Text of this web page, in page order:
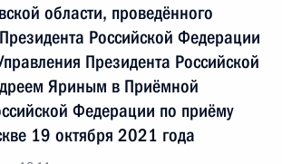
области, проведённого
Российской Федерации
Президента Российской
Яриным в Приёмной
Федерации по приёму
19 октября 2021 года